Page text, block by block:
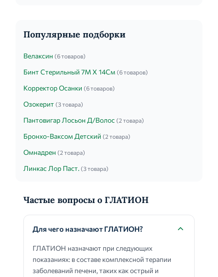
Популярные подборки
Велаксин (6 товаров)
Бинт Стерильный 7М X 14См (6 товаров)
Корректор Осанки (6 товаров)
Озокерит (3 товара)
Пантовигар Лосьон Д/Волос (2 товара)
Бронхо-Ваксом Детский (2 товара)
Омнадрен (2 товара)
Линкас Лор Паст. (3 товара)
Частые вопросы о ГЛАТИОН
Для чего назначают ГЛАТИОН?
ГЛАТИОН назначают при следующих
показаниях: в составе комплексной терапии
заболеваний печени, таких как острый и